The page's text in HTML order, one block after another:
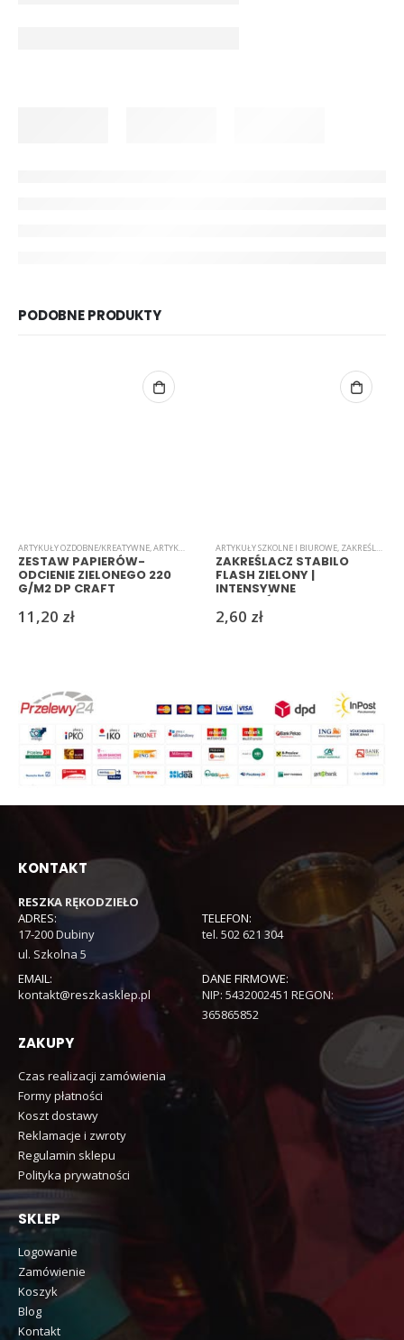
PODOBNE PRODUKTY
ARTYKUŁY OZDOBNE/KREATYWNE,ARTYKUŁY SZKOLNE I BIUROWE ,BLOKI,PAPIER,PAPIERY/
ZESTAW PAPIERÓW-
ODCIENIE ZIELONEGO 220
G/M2 DP CRAFT
11,20 zł
ARTYKUŁY SZKOLNE I BIUROWE, ZAKREŚLACZE
ZAKREŚLACZ STABILO
FLASH ZIELONY |
INTENSYWNE
2,60 zł
KONTAKT
RESZKA RĘKODZIEŁO
ADRES:
17-200 Dubiny
ul. Szkolna 5
TELEFON:
tel. 502 621 304
EMAIL:
kontakt@reszkasklep.pl
DANE FIRMOWE:
NIP: 5432002451 REGON:
365865852
ZAKUPY
Czas realizacji zamówienia
Formy płatności
Koszt dostawy
Reklamacje i zwroty
Regulamin sklepu
Polityka prywatności
SKLEP
Logowanie
Zamówienie
Koszyk
Blog
Kontakt